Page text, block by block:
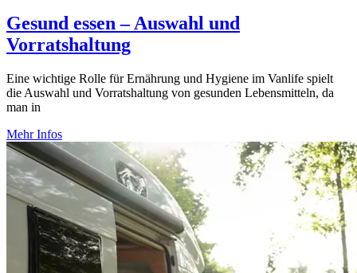
Gesund essen – Auswahl und
Vorratshaltung
Eine wichtige Rolle für Ernährung und Hygiene im Vanlife spielt
die Auswahl und Vorratshaltung von gesunden Lebensmitteln, da
man in
Mehr Infos